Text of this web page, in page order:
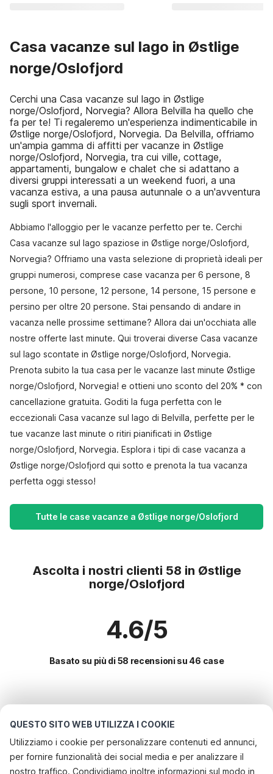
QUESTO SITO WEB UTILIZZA I COOKIE
Utilizziamo i cookie per personalizzare contenuti ed annunci,
per fornire funzionalità dei social media e per analizzare il
nostro traffico. Condividiamo inoltre informazioni sul modo in
Casa vacanze sul lago in Østlige
norge/Oslofjord
Cerchi una Casa vacanze sul lago in Østlige
norge/Oslofjord, Norvegia? Allora Belvilla ha quello che
fa per te! Ti regaleremo un'esperienza indimenticabile in
Østlige norge/Oslofjord, Norvegia. Da Belvilla, offriamo
un'ampia gamma di affitti per vacanze in Østlige
norge/Oslofjord, Norvegia, tra cui ville, cottage,
appartamenti, bungalow e chalet che si adattano a
diversi gruppi interessati a un weekend fuori, a una
vacanza estiva, a una pausa autunnale o a un'avventura
sugli sport invernali.
Abbiamo l'alloggio per le vacanze perfetto per te. Cerchi
Casa vacanze sul lago spaziose in Østlige norge/Oslofjord,
Norvegia? Offriamo una vasta selezione di proprietà ideali per
gruppi numerosi, comprese case vacanza per 6 persone, 8
persone, 10 persone, 12 persone, 14 persone, 15 persone e
persino per oltre 20 persone. Stai pensando di andare in
vacanza nelle prossime settimane? Allora dai un'occhiata alle
nostre offerte last minute. Qui troverai diverse Casa vacanze
sul lago scontate in Østlige norge/Oslofjord, Norvegia.
Prenota subito la tua casa per le vacanze last minute Østlige
norge/Oslofjord, Norvegia! e ottieni uno sconto del 20% * con
cancellazione gratuita. Goditi la fuga perfetta con le
eccezionali Casa vacanze sul lago di Belvilla, perfette per le
tue vacanze last minute o ritiri pianificati in Østlige
norge/Oslofjord, Norvegia. Esplora i tipi di case vacanza a
Østlige norge/Oslofjord qui sotto e prenota la tua vacanza
perfetta oggi stesso!
Tutte le case vacanze a Østlige norge/Oslofjord
Ascolta i nostri clienti 58 in Østlige
norge/Oslofjord
4.6/5
Basato su più di 58 recensioni su 46 case
vacanze
Servizi più popolari per le vacanze in Østlige
norge/oslofjord